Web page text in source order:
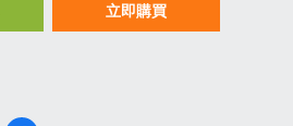
立即購買